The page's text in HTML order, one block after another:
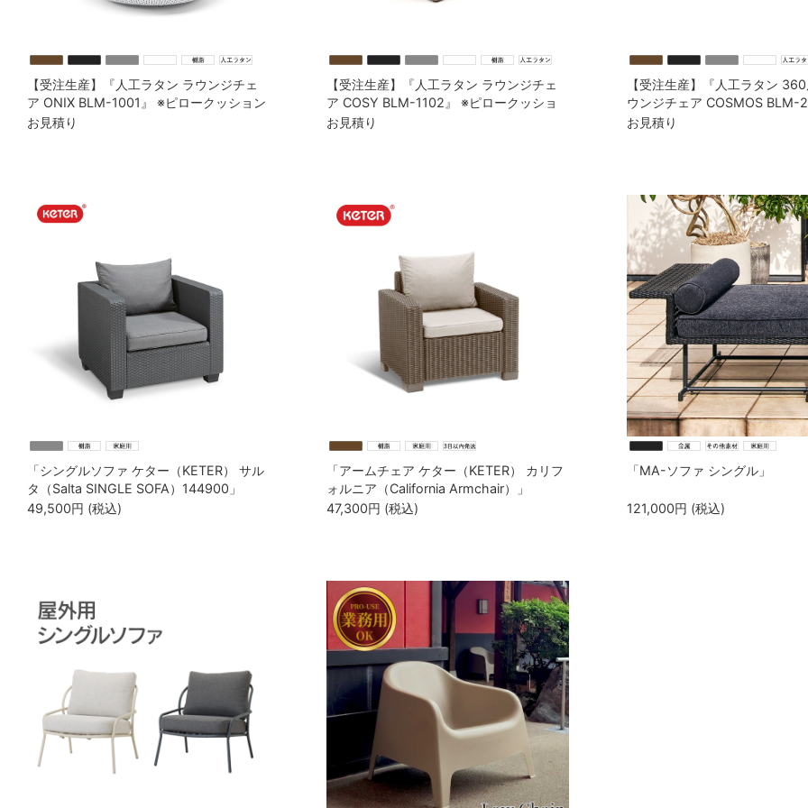
【受注生産】『人工ラタン ラウンジチェ
ア ONIX BLM-1001』 ※ピロークッション
付
お見積り
【受注生産】『人工ラタン ラウンジチェ
ア COSY BLM-1102』 ※ピロークッショ
ン付
お見積り
【受注生産】『人工ラタン
ウンジチェア COSMOS BLM-
ロークッション付
お見積り
「シングルソファ ケター（KETER） サル
タ（Salta SINGLE SOFA）144900」
49,500円 (税込)
「アームチェア ケター（KETER） カリフ
ォルニア（California Armchair）」
47,300円 (税込)
「MA-ソファ シングル」
121,000円 (税込)